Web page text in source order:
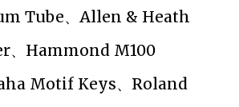
Tube、Allen & Heath
、Hammond M100
Motif Keys、Roland